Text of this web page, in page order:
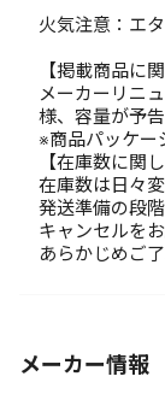
火気注意：エ
【掲載商品に関
メーカーリニ
様、容量が予
※商品パッケー
【在庫数に関し
在庫数は日々
発送準備の段
キャンセルを
あらかじめご
メーカー情報